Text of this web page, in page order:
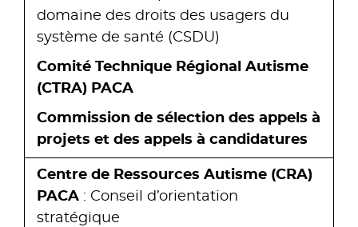
domaine des droits des usagers du
système de santé (CSDU)
Comité Technique Régional Autisme
(CTRA) PACA
Commission de sélection des appels à
projets et des appels à candidatures
Centre de Ressources Autisme (CRA)
PACA : Conseil d’orientation
stratégique